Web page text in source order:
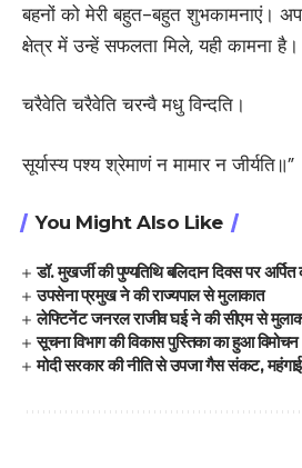
बहनों को मेरी बहुत-बहुत शुभकामनाएं।
क्षेत्र में उन्हें सफलता मिले, यही कामना है।
चरैवेति चरैवेति चरन्वै मधु विन्दति।
सूर्यास्य पश्य श्रेमाणं न मामार न जीर्यति॥”
You Might Also Like
डॉ. मुखर्जी की पुण्यतिथि बलिदान दिवस पर अर्पित
उपसेना प्रमुख ने की राज्यपाल से मुलाकात
लेफ्टिनेंट जनरल राजीव घई ने की सीएम से
सूचना विभाग की विकास पुस्तिका का हुआ विमोचन
मोदी सरकार की नीति से उपजा गैस संकट, महंगाई